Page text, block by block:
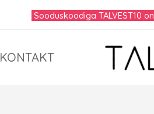
Sooduskoodiga TALVEST10
KONTAKT